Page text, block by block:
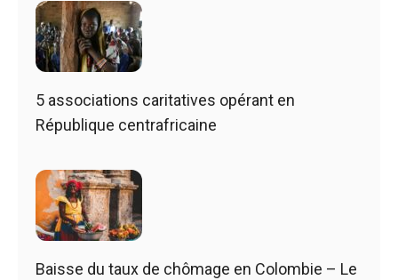
5 associations caritatives opérant en
République centrafricaine
Baisse du taux de chômage en Colombie – Le